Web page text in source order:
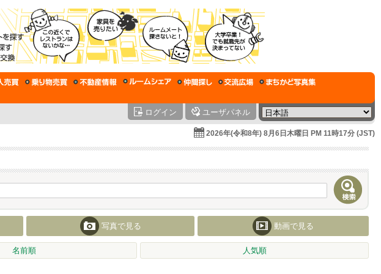
ログイン ユーザパネル
2026年(令和8年) 8月6日木曜日 PM 11時17分 (JST)
写真で見る 動画で見る
名前順 人気順